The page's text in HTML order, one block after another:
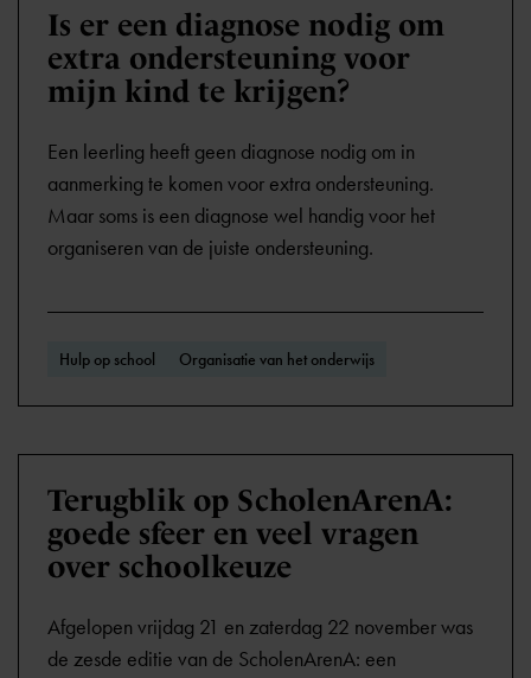
Is er een diagnose nodig om
extra ondersteuning voor
mijn kind te krijgen?
Een leerling heeft geen diagnose nodig om in
aanmerking te komen voor extra ondersteuning.
Maar soms is een diagnose wel handig voor het
organiseren van de juiste ondersteuning.
Hulp op school Organisatie van het onderwijs
Terugblik op ScholenArenA:
goede sfeer en veel vragen
over schoolkeuze
Afgelopen vrijdag 21 en zaterdag 22 november was
de zesde editie van de ScholenArenA: een